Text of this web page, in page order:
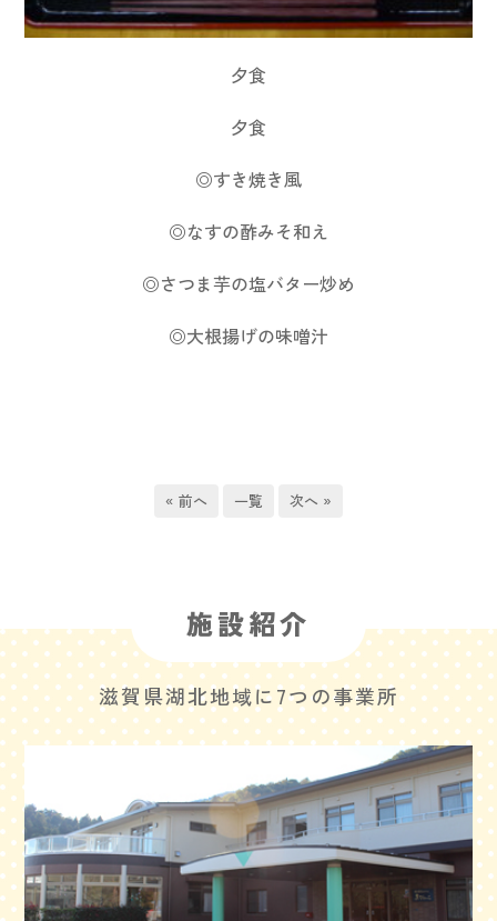
夕食
夕食
◎すき焼き風
◎なすの酢みそ和え
◎さつま芋の塩バター炒め
◎大根揚げの味噌汁
« 前へ 一覧 次へ »
施設紹介
滋賀県湖北地域に7つの事業所